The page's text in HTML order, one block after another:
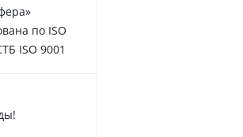
по ISO
ISO 9001